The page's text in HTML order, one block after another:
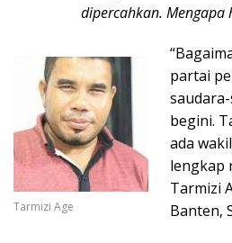
dipercahkan.
Tarmizi Age
partai
begini.
ada
lengkap
Tarmizi
Banten,